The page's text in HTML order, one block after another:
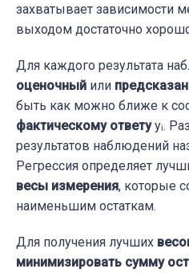
захватывает зависимости
выходом достаточно
Для каждого результата
оценочный или
быть как можно ближе к
фактическому ответуyᵢ.
результатов наблюдений
Регрессия определяет
весы измерения, которые
наименьшим остаткам.
Для получения лучших
минимизировать сумму